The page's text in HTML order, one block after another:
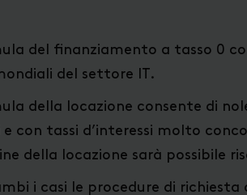
del finanziamento a tasso 0
del settore IT.
della locazione consente di
e con tassi d’interessi molto
della locazione sarà possibile
i casi le procedure di